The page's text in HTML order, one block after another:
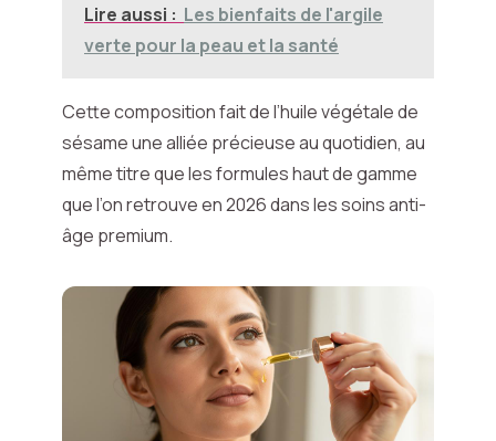
Lire aussi : Les bienfaits de l'argile
verte pour la peau et la santé
Cette composition fait de l’huile végétale de
sésame une alliée précieuse au quotidien, au
même titre que les formules haut de gamme
que l’on retrouve en 2026 dans les soins anti-
âge premium.